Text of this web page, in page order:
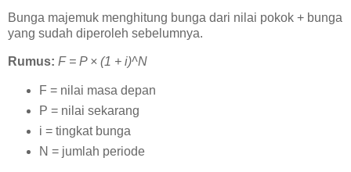
Bunga majemuk menghitung bunga dari nilai pokok + bunga
yang sudah diperoleh sebelumnya.
Rumus: F = P × (1 + i)^N
F = nilai masa depan
P = nilai sekarang
i = tingkat bunga
N = jumlah periode